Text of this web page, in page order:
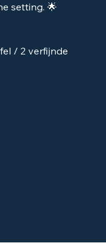
setting. 🌟
/ 2 verfijnde